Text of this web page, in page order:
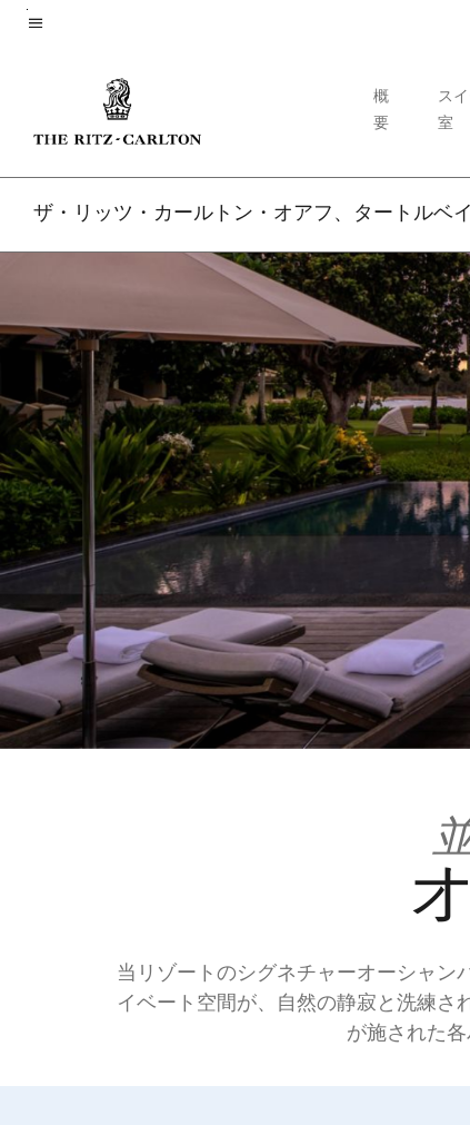
Skip
概
要
ス
室
ザ・リッツ・カールトン・オアフ、タートルベイ
当リゾートのシグネチャーオーシャン
イベート空間が、自然の静寂と洗練さ
が施された